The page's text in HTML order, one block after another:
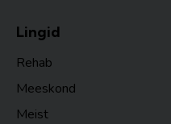
Lingid
Rehab
Meeskond
Meist